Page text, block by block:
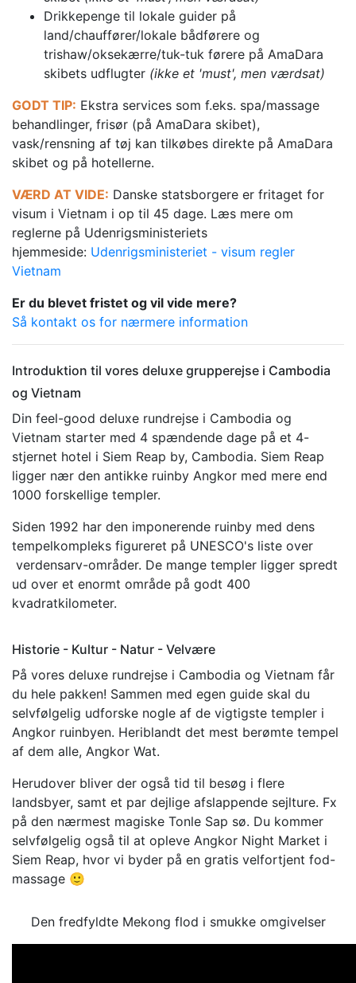
Drikkepenge til lokale guider på
land/chauffører/lokale bådførere og
trishaw/oksekærre/tuk-tuk førere på AmaDara
skibets udflugter (ikke et 'must', men værdsat)
GODT TIP: Ekstra services som f.eks. spa/massage
behandlinger, frisør (på AmaDara skibet),
vask/rensning af tøj kan tilkøbes direkte på AmaDara
skibet og på hotellerne.
VÆRD AT VIDE: Danske statsborgere er fritaget for
visum i Vietnam i op til 45 dage. Læs mere om
reglerne på Udenrigsministeriets
hjemmeside: Udenrigsministeriet - visum regler
Vietnam
Er du blevet fristet og vil vide mere?
Så kontakt os for nærmere information
Introduktion til vores deluxe grupperejse i Cambodia
og Vietnam
Din feel-good deluxe rundrejse i Cambodia og
Vietnam starter med 4 spændende dage på et 4-
stjernet hotel i Siem Reap by, Cambodia. Siem Reap
ligger nær den antikke ruinby Angkor med mere end
1000 forskellige templer.
Siden 1992 har den imponerende ruinby med dens
tempelkompleks figureret på UNESCO's liste over
verdensarv-områder. De mange templer ligger spredt
ud over et enormt område på godt 400
kvadratkilometer.
Historie - Kultur - Natur - Velvære
På vores deluxe rundrejse i Cambodia og Vietnam får
du hele pakken! Sammen med egen guide skal du
selvfølgelig udforske nogle af de vigtigste templer i
Angkor ruinbyen. Heriblandt det mest berømte tempel
af dem alle, Angkor Wat.
Herudover bliver der også tid til besøg i flere
landsbyer, samt et par dejlige afslappende sejlture. Fx
på den nærmest magiske Tonle Sap sø. Du kommer
selvfølgelig også til at opleve Angkor Night Market i
Siem Reap, hvor vi byder på en gratis velfortjent fod-
massage 🙂
Den fredfyldte Mekong flod i smukke omgivelser